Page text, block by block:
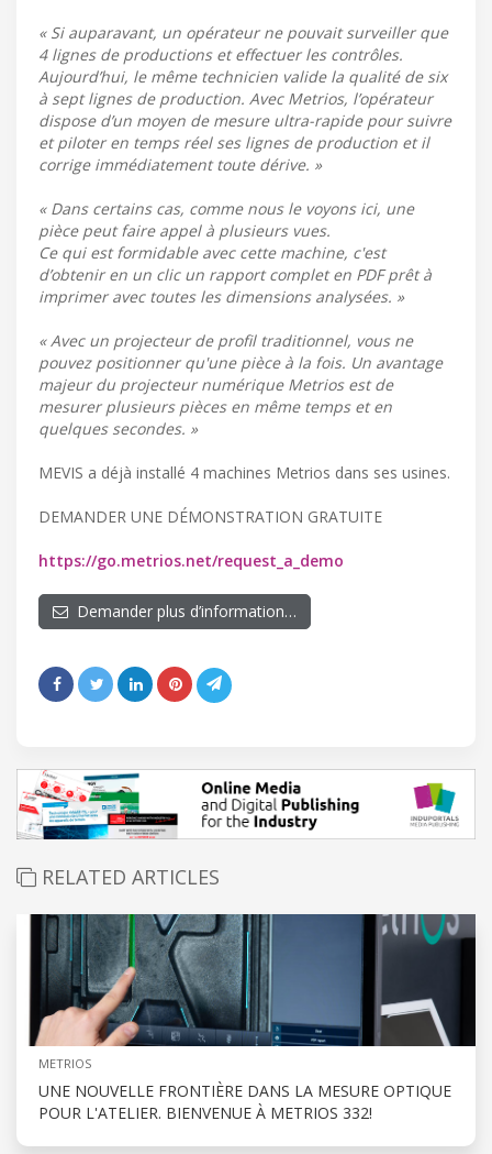
« Si auparavant, un opérateur ne pouvait surveiller que
4 lignes de productions et effectuer les contrôles.
Aujourd’hui, le même technicien valide la qualité de six
à sept lignes de production. Avec Metrios, l’opérateur
dispose d’un moyen de mesure ultra-rapide pour suivre
et piloter en temps réel ses lignes de production et il
corrige immédiatement toute dérive. »
« Dans certains cas, comme nous le voyons ici, une
pièce peut faire appel à plusieurs vues.
Ce qui est formidable avec cette machine, c'est
d’obtenir en un clic un rapport complet en PDF prêt à
imprimer avec toutes les dimensions analysées. »
« Avec un projecteur de profil traditionnel, vous ne
pouvez positionner qu'une pièce à la fois. Un avantage
majeur du projecteur numérique Metrios est de
mesurer plusieurs pièces en même temps et en
quelques secondes. »
MEVIS a déjà installé 4 machines Metrios dans ses usines.
DEMANDER UNE DÉMONSTRATION GRATUITE
https://go.metrios.net/request_a_demo
Demander plus d’information…
RELATED ARTICLES
METRIOS
UNE NOUVELLE FRONTIÈRE DANS LA MESURE OPTIQUE
POUR L'ATELIER. BIENVENUE À METRIOS 332!